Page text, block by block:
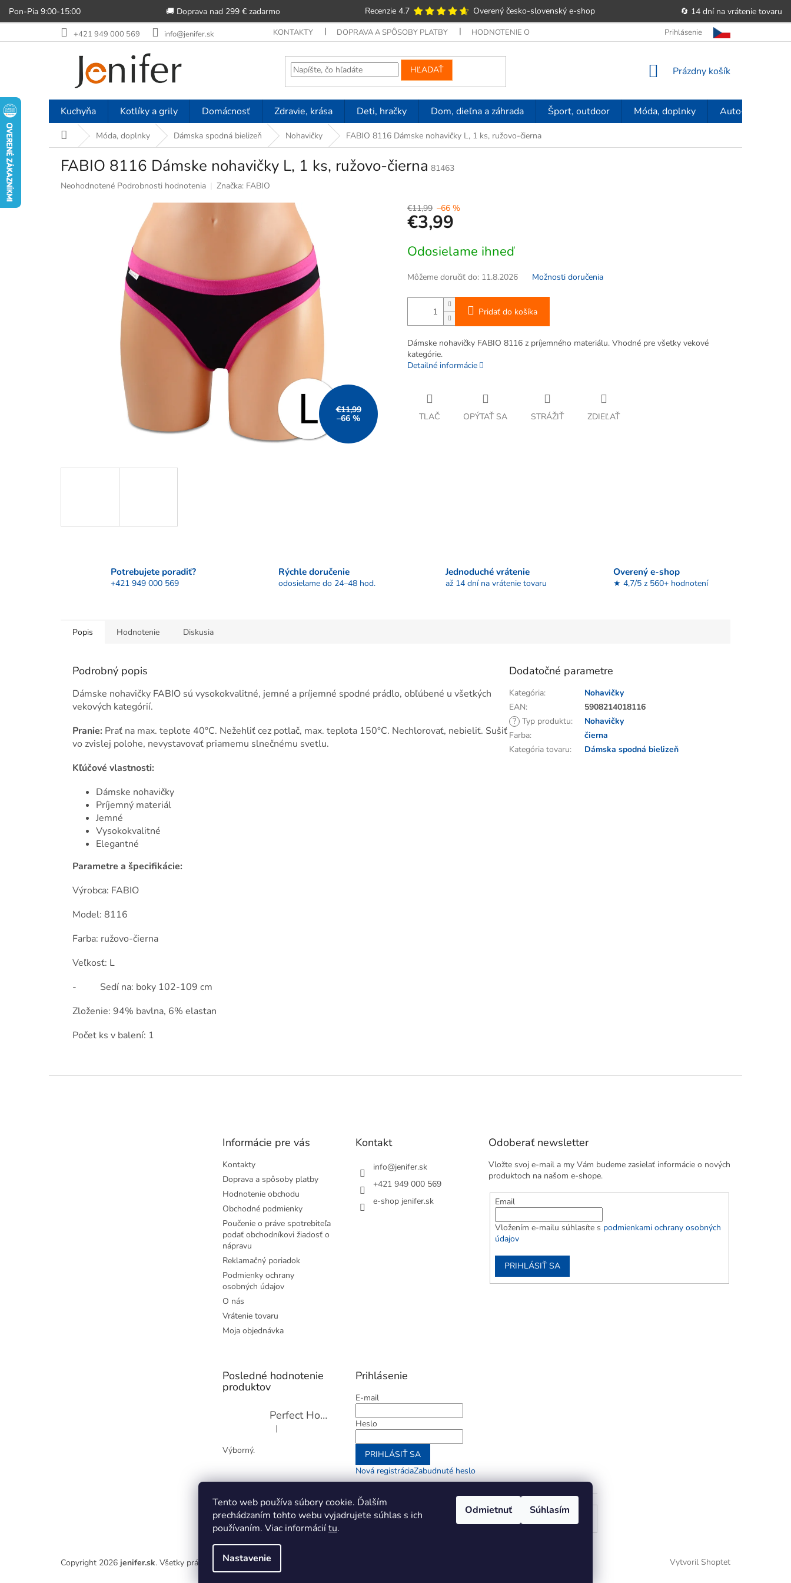
Pon-Pia 9:00-15:00 🚚 Doprava nad 299 € zadarmo Recenzie 4.7 Overený česko-slovenský e‑shop 🔄 14 dní na vrátenie tovaru
Tento web používa súbory cookie. Ďalším
prechádzaním tohto webu vyjadrujete súhlas s ich
používaním. Viac informáciítu.
Nastavenie
Odmietnuť Súhlasím
na
+421 949 000 569 info@jenifer.sk KONTAKTY DOPRAVA A SPÔSOBY PLATBY HODNOTENIE OBCHODU OBCHODNÉ PODMIENKY POUČENIE O PRÁVE
Prihlásenie
HĽADAŤ
NÁKUPNÝ
Prázdny košík
Kuchyňa Kotlíky a grily Domácnosť Zdravie, krása Deti, hračky Dom, dieľna a záhrada Šport, outdoor Móda, doplnky Auto-moto
DomovMóda, doplnky Dámska spodná bielizeň Nohavičky FABIO 8116 Dámske nohavičky L, 1 ks, ružovo-čierna
FABIO 8116 Dámske nohavičky L, 1 ks, ružovo-čierna 81463
Priemerné
Neohodnotené Podrobnosti hodnotenia Značka: FABIO
€11,99
–66 %
€11,99 –66 %
€3,99
cena:
Odosielame ihneď
Môžeme doručiť do: 11.8.2026 Možnosti doručenia
Pridať do košíka
Dámske nohavičky FABIO 8116 z príjemného materiálu. Vhodné pre všetky vekové
kategórie.
Detailné informácie
TLAČ OPÝTAŤ SA STRÁŽIŤ ZDIEĽAŤ
Potrebujete poradiť?
+421 949 000 569
Rýchle doručenie
odosielame do 24–48 hod.
Jednoduché vrátenie
až 14 dní na vrátenie tovaru
Overený e-shop
★ 4,7/5 z 560+ hodnotení
Popis Hodnotenie Diskusia
Podrobný popis
Dámske nohavičky FABIO sú vysokokvalitné, jemné a príjemné spodné prádlo, obľúbené u všetkých
vekových kategórií.
Pranie: Prať na max. teplote 40°C. Nežehliť cez potlač, max. teplota 150°C. Nechlorovať, nebieliť. Sušiť
vo zvislej polohe, nevystavovať priamemu slnečnému svetlu.
Kľúčové vlastnosti:
Dámske nohavičky
Príjemný materiál
Jemné
Vysokokvalitné
Elegantné
Parametre a špecifikácie:
Výrobca: FABIO
Model: 8116
Farba: ružovo-čierna
Veľkosť: L
- Sedí na: boky 102-109 cm
Zloženie: 94% bavlna, 6% elastan
Počet ks v balení: 1
Dodatočné parametre
Kategória:
Nohavičky
EAN:
5908214018116
? Typ produktu:
Nohavičky
Farba:
čierna
Kategória tovaru: Dámska spodná bielizeň
Informácie pre vás
Kontakty
Doprava a spôsoby platby
Hodnotenie obchodu
Obchodné podmienky
Poučenie o práve spotrebiteľa
podať obchodníkovi žiadosť o
nápravu
Reklamačný poriadok
Podmienky ochrany
osobných údajov
O nás
Vrátenie tovaru
Moja objednávka
Kontakt
info@jenifer.sk
+421 949 000 569
e-shop jenifer.sk
Odoberať newsletter
Vložte svoj e-mail a my Vám budeme zasielať informácie o nových
produktoch na našom e-shope.
Email
Vložením e-mailu súhlasíte s podmienkami ochrany osobných
údajov
PRIHLÁSIŤ SA
Posledné hodnotenie
produktov
Perfect Home Tĺčik na mäso so sekáčikom, 56893
Hodnotenie produktu je 5 z 5 hviezdičiek.
|
Výborný.
Prihlásenie
E-mail
Heslo
PRIHLÁSIŤ SA
Nová registráciaZabudnuté heslo
alebo
Vytvoril Shoptet
Copyright 2026 jenifer.sk. Všetky práva vyhradené.Upraviť nastavenie cookies